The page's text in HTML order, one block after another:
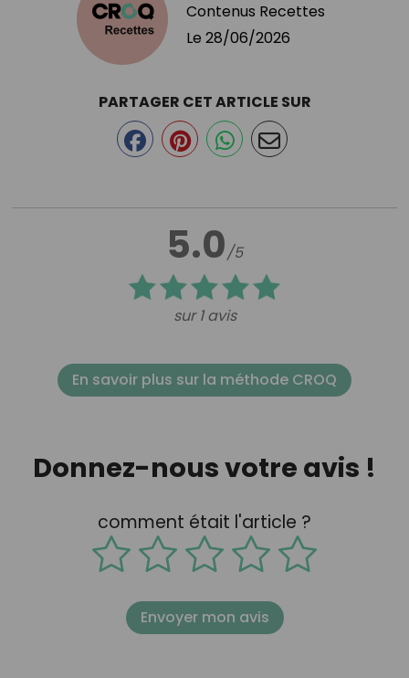
Contenus Recettes
Le 28/06/2026
5.0/5
sur 1 avis
PARTAGER CET ARTICLE SUR
En savoir plus sur la méthode CROQ
Donnez-nous votre avis !
comment était l'article ?
Envoyer mon avis